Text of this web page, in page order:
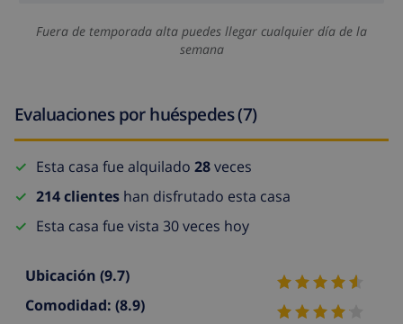
Fuera de temporada alta puedes llegar cualquier día de la
semana
Evaluaciones por huéspedes (7)
Esta casa fue alquilado 28veces
214 clientes han disfrutado esta casa
Esta casa fue vista 30 veces hoy
Ubicación (9.7)
Comodidad: (8.9)